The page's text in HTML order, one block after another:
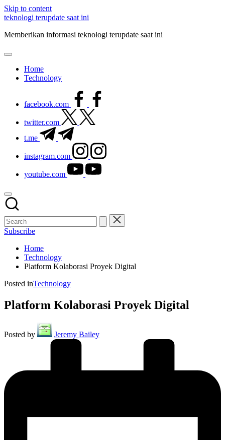
Skip to content
teknologi terupdate saat ini
Memberikan informasi teknologi terupdate saat ini
Home
Technology
facebook.com
twitter.com
t.me
instagram.com
youtube.com
Subscribe
Home
Technology
Platform Kolaborasi Proyek Digital
Posted inTechnology
Platform Kolaborasi Proyek Digital
Posted by Jeremy Bailey